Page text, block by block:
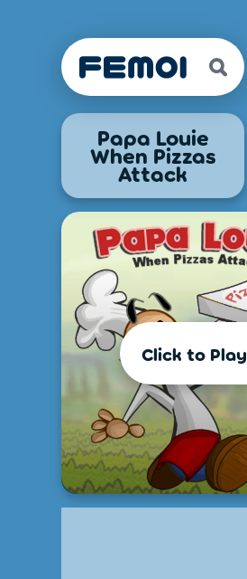
Papa Louie
When Pizzas
Attack
Click to Play